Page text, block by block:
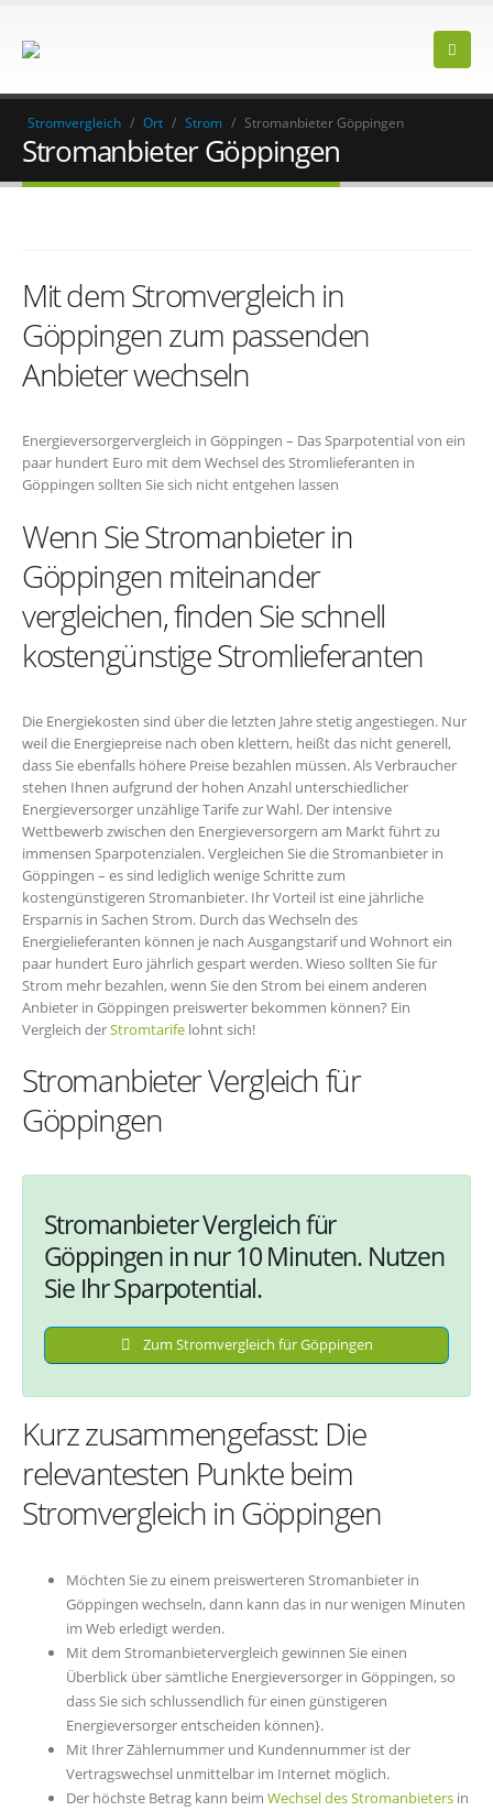
Stromvergleich / Ort / Strom / Stromanbieter Göppingen
Stromanbieter Göppingen
Mit dem Stromvergleich in
Göppingen zum passenden
Anbieter wechseln
Energieversorgervergleich in Göppingen – Das Sparpotential von ein
paar hundert Euro mit dem Wechsel des Stromlieferanten in
Göppingen sollten Sie sich nicht entgehen lassen
Wenn Sie Stromanbieter in
Göppingen miteinander
vergleichen, finden Sie schnell
kostengünstige Stromlieferanten
Die Energiekosten sind über die letzten Jahre stetig angestiegen. Nur
weil die Energiepreise nach oben klettern, heißt das nicht generell,
dass Sie ebenfalls höhere Preise bezahlen müssen. Als Verbraucher
stehen Ihnen aufgrund der hohen Anzahl unterschiedlicher
Energieversorger unzählige Tarife zur Wahl. Der intensive
Wettbewerb zwischen den Energieversorgern am Markt führt zu
immensen Sparpotenzialen. Vergleichen Sie die Stromanbieter in
Göppingen – es sind lediglich wenige Schritte zum
kostengünstigeren Stromanbieter. Ihr Vorteil ist eine jährliche
Ersparnis in Sachen Strom. Durch das Wechseln des
Energielieferanten können je nach Ausgangstarif und Wohnort ein
paar hundert Euro jährlich gespart werden. Wieso sollten Sie für
Strom mehr bezahlen, wenn Sie den Strom bei einem anderen
Anbieter in Göppingen preiswerter bekommen können? Ein
Vergleich derStromtarife lohnt sich!
Stromanbieter Vergleich für
Göppingen
Stromanbieter Vergleich für
Göppingen in nur 10 Minuten. Nutzen
Sie Ihr Sparpotential.
Zum Stromvergleich für Göppingen
Kurz zusammengefasst: Die
relevantesten Punkte beim
Stromvergleich in Göppingen
Möchten Sie zu einem preiswerteren Stromanbieter in
Göppingen wechseln, dann kann das in nur wenigen Minuten
im Web erledigt werden.
Mit dem Stromanbietervergleich gewinnen Sie einen
Überblick über sämtliche Energieversorger in Göppingen, so
dass Sie sich schlussendlich für einen günstigeren
Energieversorger entscheiden können}.
Mit Ihrer Zählernummer und Kundennummer ist der
Vertragswechsel unmittelbar im Internet möglich.
Der höchste Betrag kann beim Wechsel des Stromanbieters in